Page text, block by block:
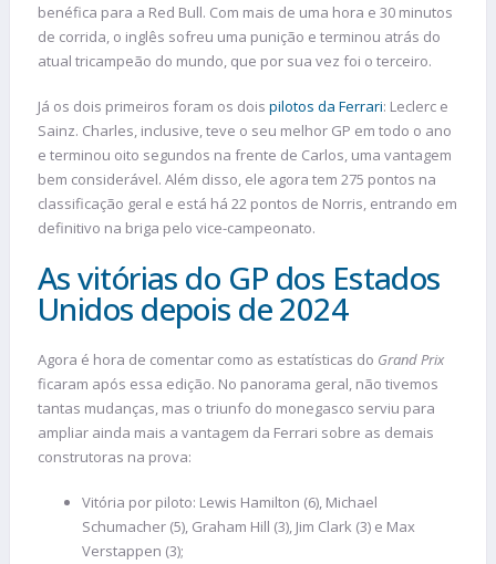
benéfica para a Red Bull. Com mais de uma hora e 30 minutos
de corrida, o inglês sofreu uma punição e terminou atrás do
atual tricampeão do mundo, que por sua vez foi o terceiro.
Já os dois primeiros foram os dois pilotos da Ferrari: Leclerc e
Sainz. Charles, inclusive, teve o seu melhor GP em todo o ano
e terminou oito segundos na frente de Carlos, uma vantagem
bem considerável. Além disso, ele agora tem 275 pontos na
classificação geral e está há 22 pontos de Norris, entrando em
definitivo na briga pelo vice-campeonato.
As vitórias do GP dos Estados
Unidos depois de 2024
Agora é hora de comentar como as estatísticas do Grand Prix
ficaram após essa edição. No panorama geral, não tivemos
tantas mudanças, mas o triunfo do monegasco serviu para
ampliar ainda mais a vantagem da Ferrari sobre as demais
construtoras na prova:
Vitória por piloto: Lewis Hamilton (6), Michael
Schumacher (5), Graham Hill (3), Jim Clark (3) e Max
Verstappen (3);